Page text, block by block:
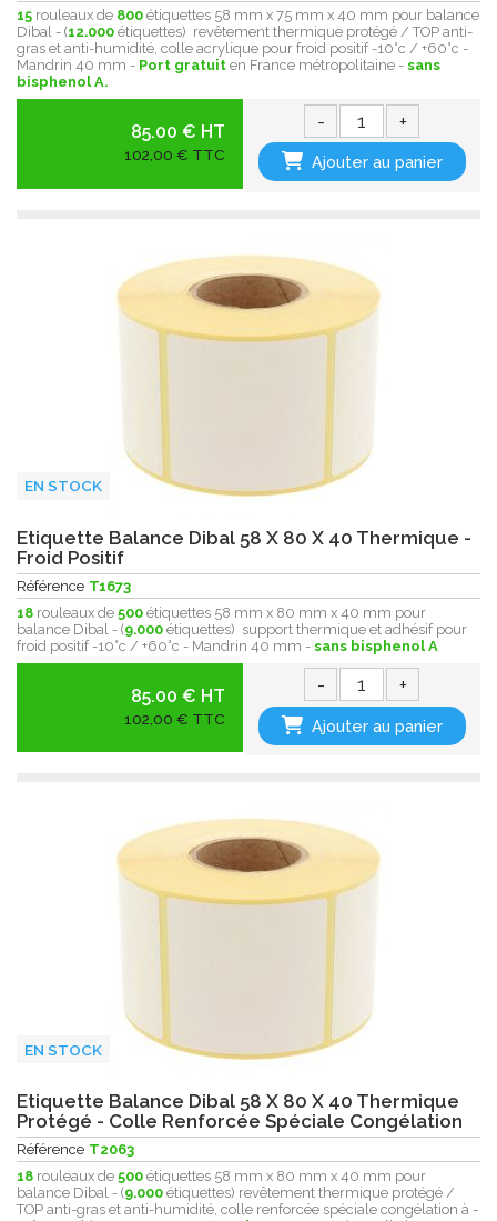
15 rouleaux de 800 étiquettes 58 mm x 75 mm x 40 mm pour balance
Dibal - (12.000 étiquettes) revêtement thermique protégé / TOP anti-
gras et anti-humidité, colle acrylique pour froid positif -10°c / +60°c -
Mandrin 40 mm - Port gratuit en France métropolitaine - sans
bisphenol A.
85.00 € HT
102,00 € TTC
- +
Ajouter au panier
EN STOCK
Etiquette Balance Dibal 58 X 80 X 40 Thermique -
Froid Positif
Référence T1673
18 rouleaux de 500 étiquettes 58 mm x 80 mm x 40 mm pour
balance Dibal - (9.000 étiquettes) support thermique et adhésif pour
froid positif -10°c / +60°c - Mandrin 40 mm - sans bisphenol A
85.00 € HT
102,00 € TTC
- +
Ajouter au panier
EN STOCK
Etiquette Balance Dibal 58 X 80 X 40 Thermique
Protégé - Colle Renforcée Spéciale Congélation
Référence T2063
18 rouleaux de 500 étiquettes 58 mm x 80 mm x 40 mm pour
balance Dibal - (9.000 étiquettes) revêtement thermique protégé /
TOP anti-gras et anti-humidité, colle renforcée spéciale congélation à -